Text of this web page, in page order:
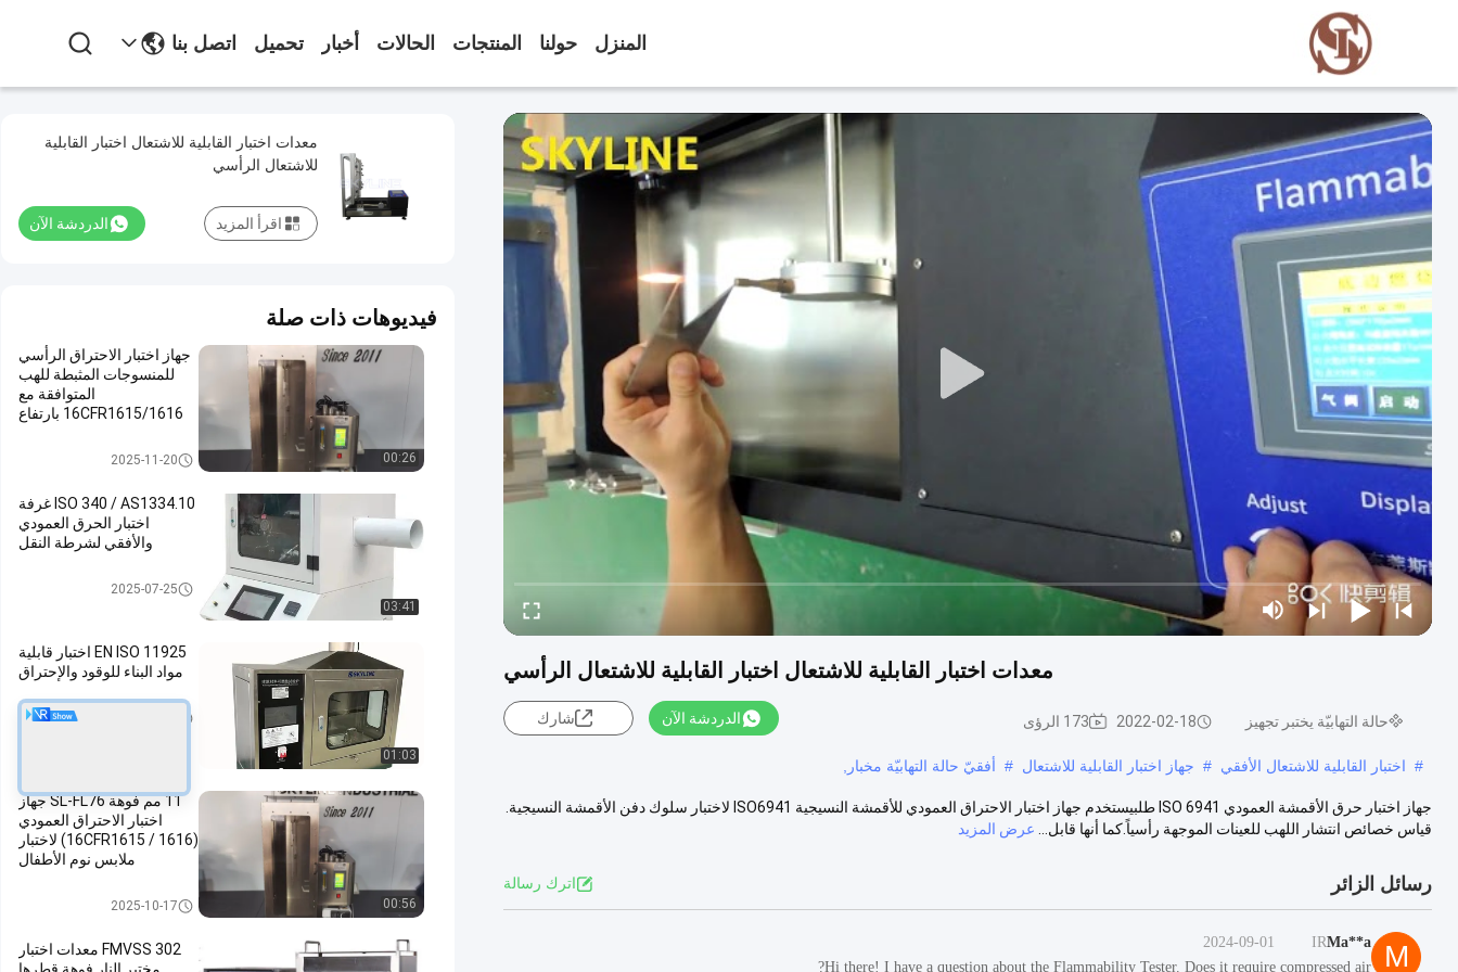
المنزل حولنا المنتجات الحالات أخبار تحميل اتصل بنا
معدات اختبار القابلية للاشتعال اختبار القابلية للاشتعال الرأسي
حالة التهابيّة يختبر تجهيز 2022-02-18 173 الرؤى الدردشة الآن شارك
# اختبار القابلية للاشتعال الأفقي # جهاز اختبار القابلية للاشتعال # أفقيّ حالة التهابيّة مخبار,
جهاز اختبار حرق الأقمشة العمودي ISO 6941 طلبيستخدم جهاز اختبار الاحتراق العمودي للأقمشة النسيجية ISO6941 لاختبار سلوك دفن الأقمشة النسيجية.
قياس خصائص انتشار اللهب للعينات الموجهة رأسياً.كما أنها قابل...
عرض المزيد
رسائل الزائر اترك رسالة
M
Ma**a
IR
2024-09-01
Hi there! I have a question about the Flammability Tester. Does it require compressed air?
معدات اختبار القابلية للاشتعال اختبار القابلية
للاشتعال الرأسي
الدردشة الآن اقرأ المزيد
فيديوهات ذات صلة
00:26
جهاز اختبار الاحتراق الرأسي
للمنسوجات المثبطة للهب
المتوافقة مع
16CFR1615/1616 بارتفاع
حالة التهابيّة يختبر تجهيز2025-11-20
03:41
ISO 340 / AS1334.10 غرفة
اختبار الحرق العمودي
والأفقي لشرطة النقل
حالة التهابيّة يختبر تجهيز2025-07-25
01:03
EN ISO 11925 اختبار قابلية
مواد البناء للوقود والإحتراق
معدات اختبار
00:56
11 مم فوهة SL-FL76 جهاز
اختبار الاحتراق العمودي
(16CFR1615 / 1616) لاختبار
ملابس نوم الأطفال
معدات اختبار الحريق2025-10-17
FMVSS 302 معدات اختبار